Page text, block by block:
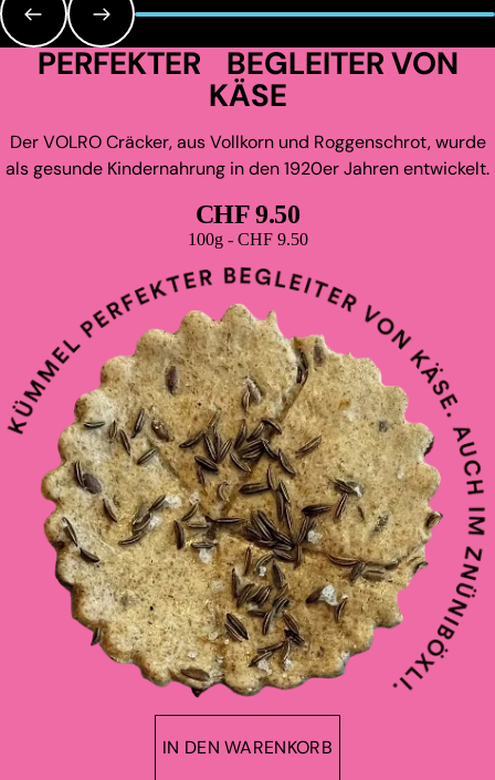
PERFEKTER BEGLEITER VON
KÄSE
Der VOLRO Cräcker, aus Vollkorn und Roggenschrot, wurde
als gesunde Kindernahrung in den 1920er Jahren entwickelt.
CHF 9.50
Grundpreis
100g - CHF 9.50
IN DEN WARENKORB